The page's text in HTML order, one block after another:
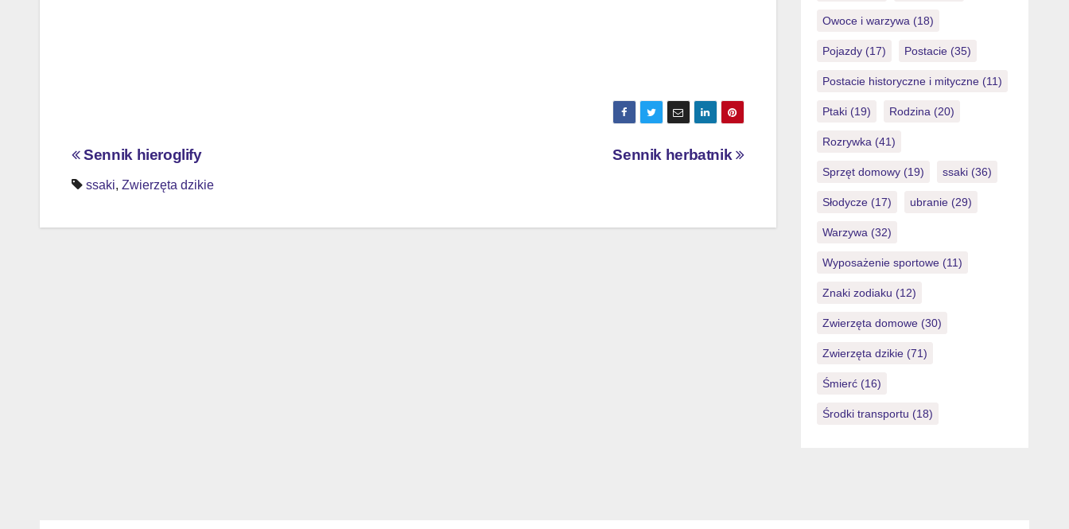
Nawigacja
wpisu
Sennik herbatnik
Sennik hieroglify
ssaki, Zwierzęta dzikie
Owoce i warzywa(18)
Pojazdy(17) Postacie(35)
Postacie historyczne i mityczne(11)
Ptaki(19) Rodzina(20)
Rozrywka(41)
Sprzęt domowy(19) ssaki(36)
Słodycze(17) ubranie(29)
Warzywa(32)
Wyposażenie sportowe(11)
Znaki zodiaku (12)
Zwierzęta domowe(30)
Zwierzęta dzikie(71)
Śmierć(16)
Środki transportu (18)